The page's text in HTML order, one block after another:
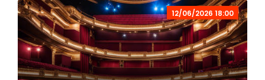
12/06/2026 18:00